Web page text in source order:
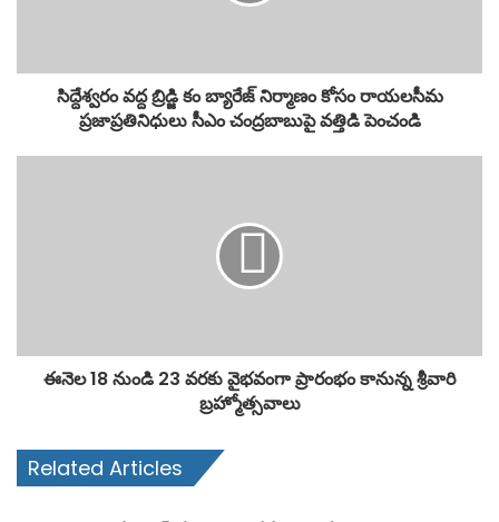
సిద్దేశ్వరం వద్ద బ్రిడ్జి కం బ్యారేజ్ నిర్మాణం కోసం రాయలసీమ
ప్రజాప్రతినిధులు సీఎం చంద్రబాబుపై వత్తిడి పెంచండి
ఈనెల 18 నుండి 23 వరకు వైభవంగా ప్రారంభం కానున్న శ్రీవారి
బ్రహ్మోత్సవాలు
Related Articles